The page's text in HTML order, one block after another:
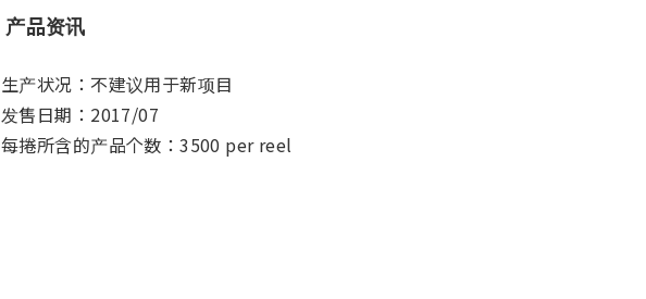
产品资讯
生产状况：不建议用于新项目
发售日期：2017/07
每捲所含的产品个数：3500 per reel